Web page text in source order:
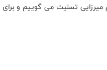
میرزایی تسلیت می گوییم و